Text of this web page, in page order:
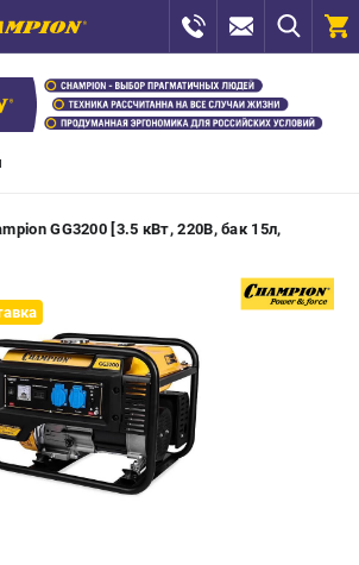
69
GG3200 [3.5 кВт, 220В, бак 15л,